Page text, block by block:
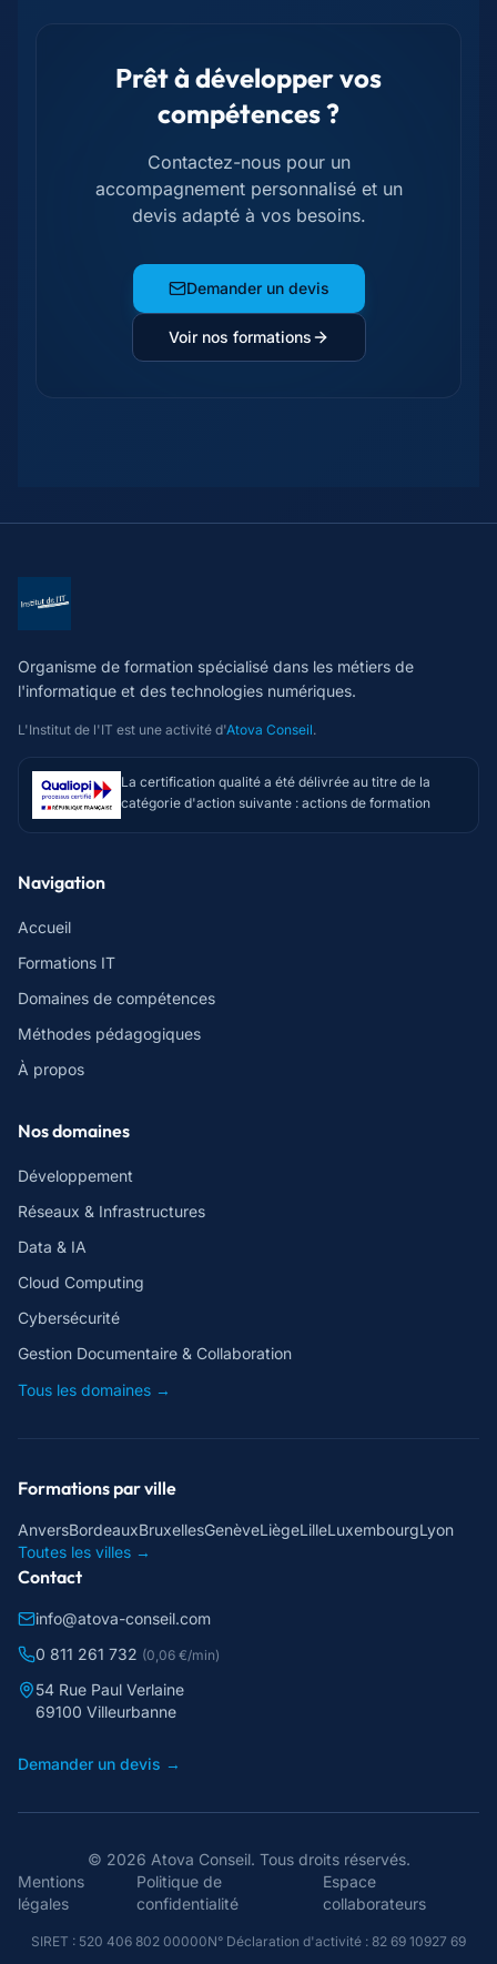
Prêt à développer vos
compétences ?
Contactez-nous pour un
accompagnement personnalisé et un
devis adapté à vos besoins.
Demander un devis
Voir nos formations
Organisme de formation spécialisé dans les métiers de
l'informatique et des technologies numériques.
L'Institut de l'IT est une activité d'Atova Conseil.
La certification qualité a été délivrée au titre de la
catégorie d'action suivante : actions de formation
Navigation
Accueil
Formations IT
Domaines de compétences
Méthodes pédagogiques
À propos
Nos domaines
Développement
Réseaux & Infrastructures
Data & IA
Cloud Computing
Cybersécurité
Gestion Documentaire & Collaboration
Tous les domaines →
Formations par ville
AnversBordeauxBruxellesGenèveLiègeLilleLuxembourgLyon
Toutes les villes →
Contact
info@atova-conseil.com
0 811 261 732 (0,06 €/min)
54 Rue Paul Verlaine
69100 Villeurbanne
Demander un devis →
© 2026 Atova Conseil. Tous droits réservés.
Mentions
légales
Politique de
confidentialité
Espace
collaborateurs
SIRET : 520 406 802 00000N° Déclaration d'activité : 82 69 10927 69